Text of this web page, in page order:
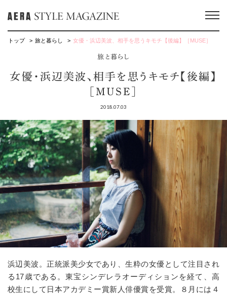
トップ 旅と暮らし 女優・浜辺美波、相手を思うキモチ【後編】［MUSE］
旅と暮らし
女優・浜辺美波、相手を思うキモチ【後編】
［MUSE］
2018.07.03
浜辺美波。正統派美少女であり、生粋の女優として注目され
る17歳である。東宝シンデレラオーディションを経て、高
校生にして日本アカデミー賞新人俳優賞を受賞。８月には４